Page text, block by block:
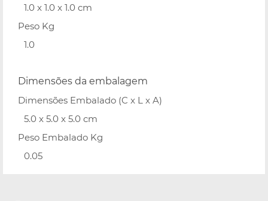
1.0 x 1.0 x 1.0 cm
Peso Kg
1.0
Dimensões da embalagem
Dimensões Embalado (C x L x A)
5.0 x 5.0 x 5.0 cm
Peso Embalado Kg
0.05